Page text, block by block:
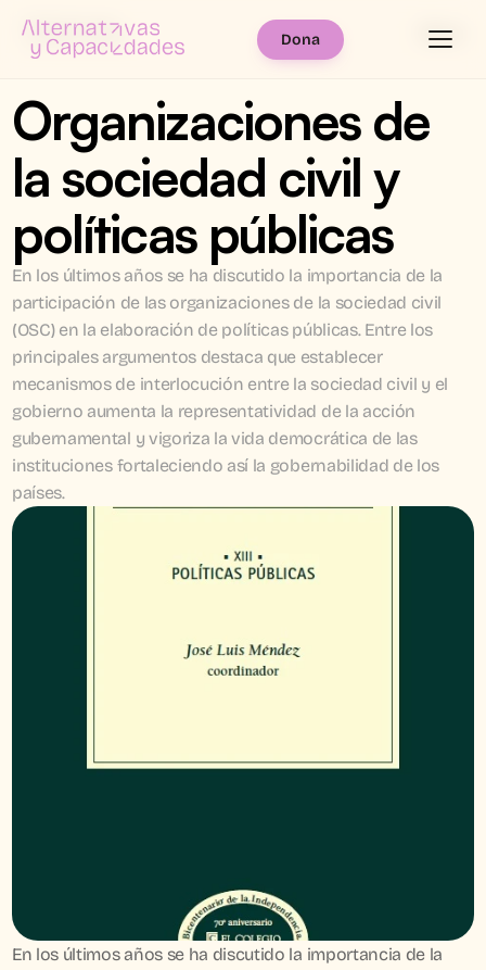
Menú
Dona
Organizaciones de
la sociedad civil y
políticas públicas
En los últimos años se ha discutido la importancia de la
participación de las organizaciones de la sociedad civil
(OSC) en la elaboración de políticas públicas. Entre los
principales argumentos destaca que establecer
mecanismos de interlocución entre la sociedad civil y el
gobierno aumenta la representatividad de la acción
gubernamental y vigoriza la vida democrática de las
instituciones fortaleciendo así la gobernabilidad de los
países.
En los últimos años se ha discutido la importancia de la